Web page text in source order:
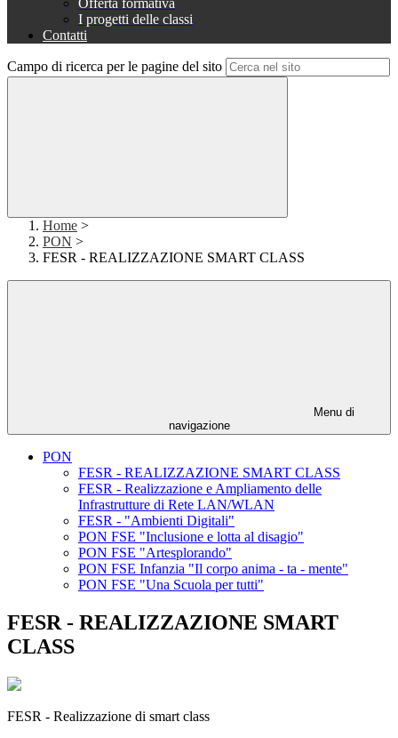
Offerta formativa
I progetti delle classi
Contatti
Campo di ricerca per le pagine del sito
Home >
PON >
FESR - REALIZZAZIONE SMART CLASS
Menu di
navigazione
PON
FESR - REALIZZAZIONE SMART CLASS
FESR - Realizzazione e Ampliamento delle
Infrastrutture di Rete LAN/WLAN
FESR - "Ambienti Digitali"
PON FSE "Inclusione e lotta al disagio"
PON FSE "Artesplorando"
PON FSE Infanzia "Il corpo anima - ta - mente"
PON FSE "Una Scuola per tutti"
FESR - REALIZZAZIONE SMART
CLASS
FESR - Realizzazione di smart class